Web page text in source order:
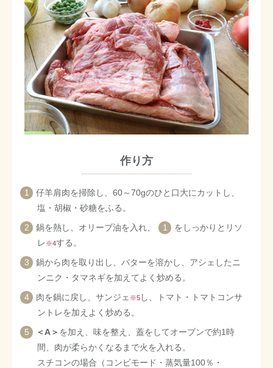
作り方
仔羊肩肉を掃除し、60～70gのひと口大にカットし、
塩・胡椒・砂糖をふる。
鍋を熱し、オリーブ油を入れ、
1
をしっかりとリソ
レ ※4する。
鍋から肉を取り出し、バターを溶かし、アシェしたニ
ンニク・タマネギを加えてよく炒める。
肉を鍋に戻し、サンジェ ※5 し、トマト・トマトコンサ
ントレを加えよく炒める。
＜A＞ を加え、味を整え、蓋をしてオーブンで約1時
間、肉が柔らかくなるまで火を入れる。
スチコンの場合（コンビモード・蒸気量100％・